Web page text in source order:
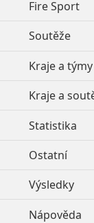
Fire Sport
Soutěže
Kraje a týmy
Kraje a
Statistika
Ostatníclick
Výsledky
Nápověda